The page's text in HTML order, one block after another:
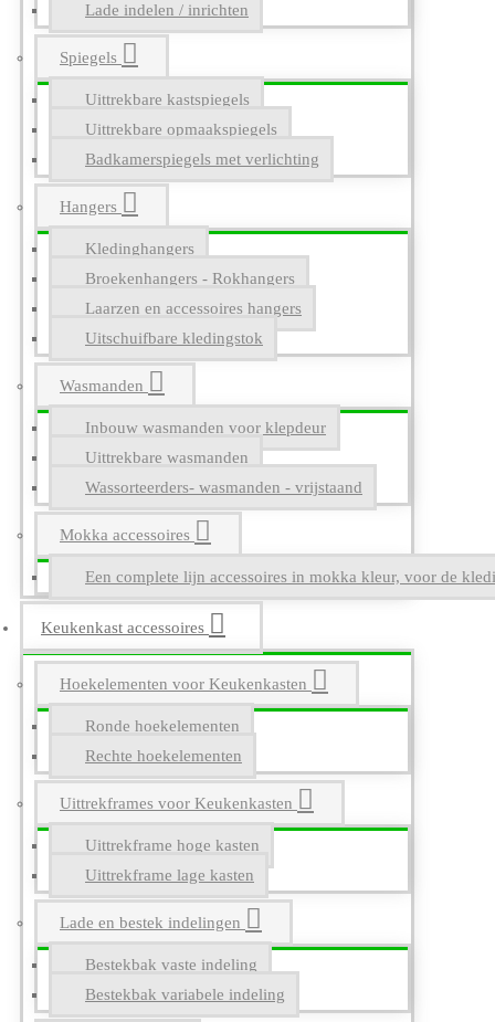
Lade indelen / inrichten
Spiegels
Uittrekbare kastspiegels
Uittrekbare opmaakspiegels
Badkamerspiegels met verlichting
Hangers
Kledinghangers
Broekenhangers - Rokhangers
Laarzen en accessoires hangers
Uitschuifbare kledingstok
Wasmanden
Inbouw wasmanden voor klepdeur
Uittrekbare wasmanden
Wassorteerders- wasmanden - vrijstaand
Mokka accessoires
Een complete lijn accessoires in mokka kleur, voor de
Keukenkast accessoires
Hoekelementen voor Keukenkasten
Ronde hoekelementen
Rechte hoekelementen
Uittrekframes voor Keukenkasten
Uittrekframe hoge kasten
Uittrekframe lage kasten
Lade en bestek indelingen
Bestekbak vaste indeling
Bestekbak variabele indeling